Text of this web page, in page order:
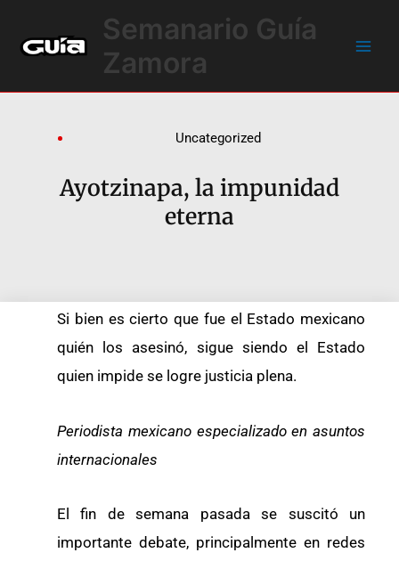
contenido
Semanario Guía
Zamora
Uncategorized
Ayotzinapa, la impunidad
eterna
Si bien es cierto que fue el Estado mexicano
quién los asesinó, sigue siendo el Estado
quien impide se logre justicia plena.
Periodista mexicano especializado en asuntos
internacionales
El fin de semana pasada se suscitó un
importante debate, principalmente en redes